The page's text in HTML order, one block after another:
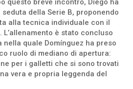
questo breve incontro, Diego ha
della Serie B, proponendo
alla tecnica individuale con il
è stato concluso
nella quale Domínguez ha preso
ruolo di mediano di apertura:
per i galletti che si sono trovati
vera e propria leggenda del